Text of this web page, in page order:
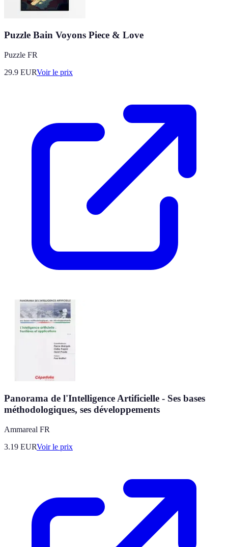
Puzzle Bain Voyons Piece & Love
Puzzle FR
29.9 EURVoir le prix
Panorama de l'Intelligence Artificielle - Ses bases
méthodologiques, ses développements
Ammareal FR
3.19 EURVoir le prix